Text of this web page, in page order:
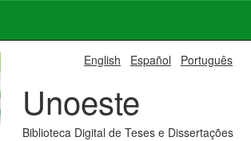
English Español Português
Unoeste
Biblioteca Digital de Teses e Dissertações